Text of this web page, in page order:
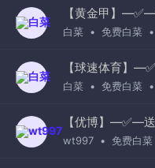
【黄金甲】
白菜 • 免费白菜 •
【球速体育】
白菜 • 免费白菜 •
【优博】—✅—
wt997 • 免费白菜